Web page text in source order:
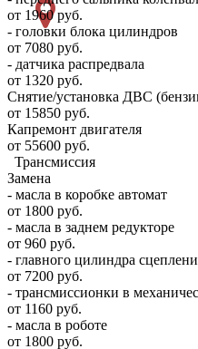
от 1960 руб.
- головки блока цилиндров
от 7080 руб.
- датчика распредвала
от 1320 руб.
Снятие/установка ДВС
от 15850 руб.
Капремонт двигателя
от 55600 руб.
Трансмиссия
Замена
- масла в коробке автомат
от 1800 руб.
- масла в заднем редукторе
от 960 руб.
- главного цилиндра
от 7200 руб.
- трансмиссионки в
от 1160 руб.
- масла в роботе
от 1800 руб.